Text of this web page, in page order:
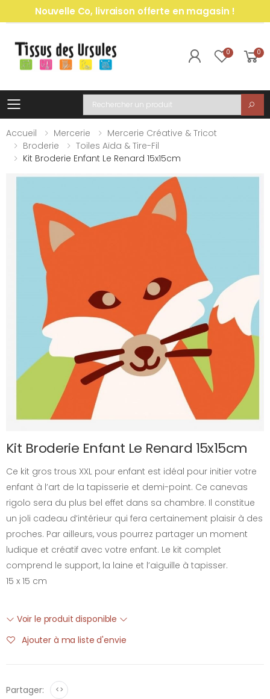
Nouvelle Co, livraison offerte en magasin !
0 0
Toggle mobile menu
Recherche
Accueil
Mercerie
Mercerie Créative & Tricot
Broderie
Toiles Aïda & Tire-Fil
Kit Broderie Enfant Le Renard 15x15cm
Kit Broderie Enfant Le Renard 15x15cm
Ce kit gros trous XXL pour enfant est idéal pour initier votre
enfant à l’art de la tapisserie et demi-point. Ce canevas
rigolo sera du plus bel effet dans sa chambre. Il constitue
un joli cadeau d’intérieur qui fera certainement plaisir à des
proches. Par ailleurs, vous pourrez partager un moment
ludique et créatif avec votre enfant. Le kit complet
comprend le support, la laine et l’aiguille à tapisser.
15 x 15 cm
Voir le produit disponible
Ajouter à ma liste d'envie
Partager: <>